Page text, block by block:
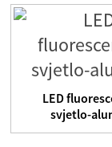
LED
svjetlo-